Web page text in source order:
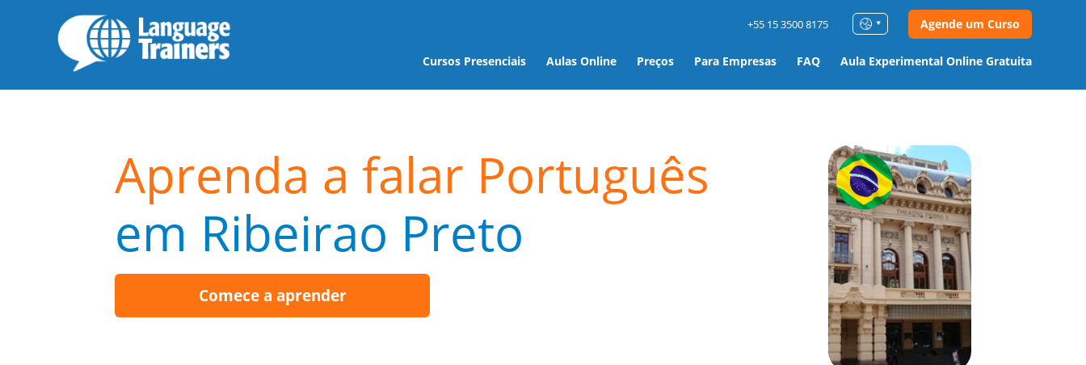
Cursos Presenciais Aulas Online Preços Para Empresas FAQ Aula Experimental Online Gratuita
+55 15 3500 8175 Agende um Curso
Aprenda a falar Português
em Ribeirao Preto
Comece a aprender